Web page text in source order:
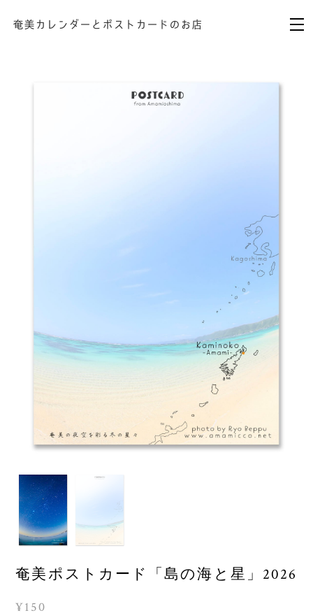
奄美ポストカード「島の海と星」2026
¥150